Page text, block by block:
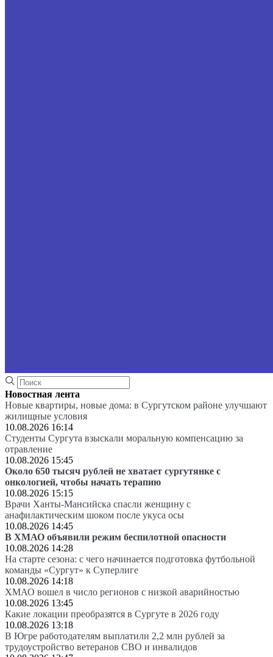
Новостная лента
Новые квартиры, новые дома: в Сургутском районе улучшают
жилищные условия
10.08.2026 16:14
Студенты Сургута взыскали моральную компенсацию за
отравление
10.08.2026 15:45
Около 650 тысяч рублей не хватает сургутянке с
онкологией, чтобы начать терапию
10.08.2026 15:15
Врачи Ханты-Мансийска спасли женщину с
анафилактическим шоком после укуса осы
10.08.2026 14:45
В ХМАО объявили режим беспилотной опасности
10.08.2026 14:28
На старте сезона: с чего начинается подготовка футбольной
команды «Сургут» к Суперлиге
10.08.2026 14:18
ХМАО вошел в число регионов с низкой аварийностью
10.08.2026 13:45
Какие локации преобразятся в Сургуте в 2026 году
10.08.2026 13:18
В Югре работодателям выплатили 2,2 млн рублей за
трудоустройство ветеранов СВО и инвалидов